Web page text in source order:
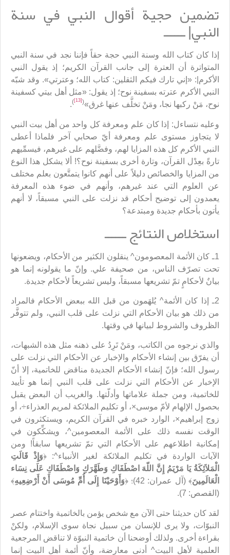
تضمين حجية أقوال النبي في سنة
النبي| ــــــ
إذا كان كتاب الله وسنة النبي حجة حقاً فإننا نجد في سنة النبي
المتواترة أن العترة إلى جانب القرآن الكريم؛ إذ يقول النبي
الأكرم|: «إني تارك فيكم الثقلين: كتاب الله؛ وعترتي». وقد شبّه
النبي الأكرم عترته بسفينة نوح؛ إذ يقول: «مثل أهل بيتي كسفينة
نوح، مَنْ ركبها نجا، ومَنْ تخلَّف عنها غرق»(
[13]
)
.
وعليه نتساءل: إذا كان علم ومعرفة كل واحد من أهل بيت النبي
لا يتجاوز مستوى علم ومعرفة أيّ صحابي آخر فلماذا أعطى
النبي الأكرم كل هذه المزايا لهم، وفضَّلهم على غيرهم، فيسمِّيهم
تارةً بعِدْل القرآن، وتارة أخرى بسفينة نوح؟! ألا يشكل هذا النوع
من المزايا والخصائص دليلاً على أنهم كانوا يتمتَّعون بعلم مختلف
عن العلوم التي عند غيرهم، وأنهم في ضوء هذه المعرفة
يعمدون إلى توضيح أحكام قد نزلت على النبي مسبقاً، لا أنهم
يأتون بأحكام جديدة ومبتدعة؟
استخلاص النتائج ــــــ
1ـ كان الأئمة المعصومون^ ينقلون الكثير من الأحكام، ويضعونها
تحت تصرّف الناس، من صحيفة علي. وإنّ ما يقولونه إنما هو
بيانٌ لأحكامٍ تمّ تشريعها مسبقاً، وليس تشريعاً لأحكام جديدة.
2ـ إذا كان الأئمة^ يُلهَمون من قبل الله ببعض الأحكام فالمراد
من ذلك هو بيان الأحكام التي نزلت على قلب النبي، ولم تتوفَّر
الظروف والشروط لبيانها في وقتها.
والذي نرجوه من الكاتب، ومَنْ تَرِدُ على ذهنه مثل هذه الشبهات،
أن يفرّق بين إنشاء الأحكام والإخبار عن الأحكام التي نزلت على
رسول الله؛ فإنّ إنشاء الأحكام الجديدة مناقض للخاتمية، إلا أنّ
الإخبار عن الأحكام التي نزلت على قلب النبي إنما هو تأييد
للخاتمية، ومن جملة علاماتها وأدلّتها. والغريب أن البعض يقبل
بحصول الإلهام لأمّ موسى×، أو تكليم الملائكة لمريم العذراء÷، أو
زوج إبراهيم×، الوارد خبره في القرآن الكريم، ويستكثرون في
الوقت نفسه ذلك على الأئمة المعصومين^، ويشكِّكون في
إمكانية اطلاعهم على الأحكام التي تمّ تشريعها سابقاً! ومن
الآيات الواردة في تكليم الملائكة لغير الأنبياء^: ﴿وَإِذْ قَالَتِ
الْمَلاَئِكَةُ يَا مَرْيَمُ إِنَّ اللّهَ اصْطَفَاكِ وَطَهَّرَكِ وَاصْطَفَاكِ عَلَى نِسَاء
الْعَالَمِينَ﴾ (آل عمران: 42)؛ ﴿ وَأَوْحَيْنَا إِلَى أُمِّ مُوسَى أَنْ أَرْضِعِيهِ﴾
(القصص: 7).
لقد كان حديثنا حتى الآن مع شخص يؤمن بالخاتمية واختتام عصر
النبوّات، ولا يرى للإنسان من سبيل نجاة سوى الإسلام، ولكنْ
بقراءة أخرى. ولذلك أوضحنا أن خاتمية النبوّة لا تناقض المرجعية
العلمية لأهل البيت^ أدنى معارضة، وأنّ أئمة أهل البيت إنما